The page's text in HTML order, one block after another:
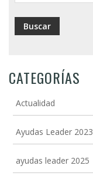
CATEGORÍAS
Actualidad
Ayudas Leader 2023
ayudas leader 2025